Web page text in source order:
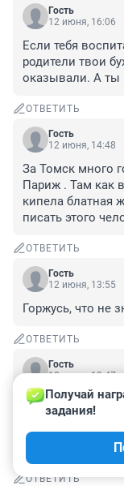
Гость
12 июня, 16:06
Если тебя
родители твои
оказывали. А ты
ОТВЕТИТЬ
Гость
12 июня, 14:48
За Томск много
Париж . Там как в
кипела блатная
писать этого
ОТВЕТИТЬ
Гость
12 июня, 13:55
Горжусь, что не
ОТВЕТИТЬ
Гость
12 июня, 13:47
Уличные
«пацанской»
! Сейчас
мешало, кроме
ОТВЕТИТЬ
Получай
задания!